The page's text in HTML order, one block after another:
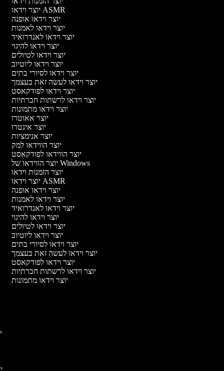
יוצר וידאו ASMR
יוצר וידאו אופנה
יוצר וידאו לאמנות
יוצר וידאו לאנדרואיד
יוצר וידאו להיגוי
יוצר וידאו לטיולים
יוצר וידאו ליוטיוב
יוצר וידאו לסיורי בתים
יוצר וידאו לעשה זאת בעצמך
יוצר וידאו לפודקאסט
יוצר וידאו לרשתות חברתיות
יוצר וידאו מתמונות
יוצר אאוטרו
יוצר אינטרו
יוצר אנימציות
יוצר הווידאו למק
יוצר הווידאו לפודקאסט
יוצר הווידאו של Windows
יוצר הזמנות וידאו
יוצר וידאו ASMR
יוצר וידאו אופנה
יוצר וידאו לאמנות
יוצר וידאו לאנדרואיד
יוצר וידאו להיגוי
יוצר וידאו לטיולים
יוצר וידאו ליוטיוב
יוצר וידאו לסיורי בתים
יוצר וידאו לעשה זאת בעצמך
יוצר וידאו לפודקאסט
יוצר וידאו לרשתות חברתיות
יוצר וידאו מתמונות